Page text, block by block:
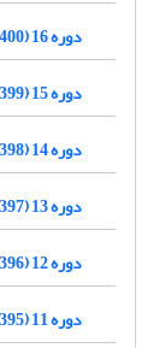
دوره 16 (1400)
دوره 15 (1399)
دوره 14 (1398)
دوره 13 (1397)
دوره 12 (1396)
دوره 11 (1395)